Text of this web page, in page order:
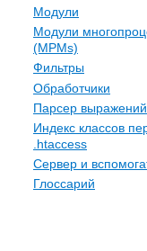
Модули
Модули
(MPMs)
Фильтры
Обработчики
Парсер выражений
Индекс классов
.htaccess
Сервер и
Глоссарий